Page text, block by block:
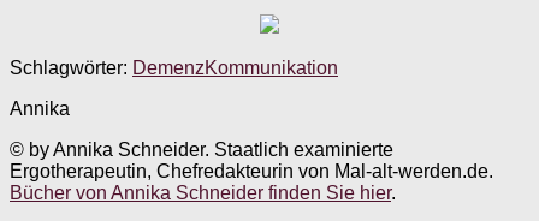
Schlagwörter: DemenzKommunikation
Annika
© by Annika Schneider. Staatlich examinierte
Ergotherapeutin, Chefredakteurin von Mal-alt-werden.de.
Bücher von Annika Schneider finden Sie hier.